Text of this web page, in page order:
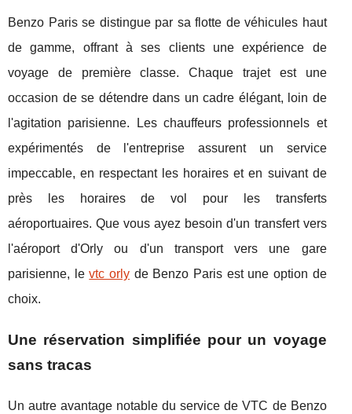
Benzo Paris se distingue par sa flotte de véhicules haut
de gamme, offrant à ses clients une expérience de
voyage de première classe. Chaque trajet est une
occasion de se détendre dans un cadre élégant, loin de
l'agitation parisienne. Les chauffeurs professionnels et
expérimentés de l'entreprise assurent un service
impeccable, en respectant les horaires et en suivant de
près les horaires de vol pour les transferts
aéroportuaires. Que vous ayez besoin d'un transfert vers
l'aéroport d'Orly ou d'un transport vers une gare
parisienne, levtc orly de Benzo Paris est une option de
choix.
Une réservation simplifiée pour un voyage
sans tracas
Un autre avantage notable du service de VTC de Benzo